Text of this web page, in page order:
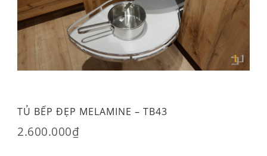
TỦ BẾP ĐẸP MELAMINE – TB43
2.600.000₫